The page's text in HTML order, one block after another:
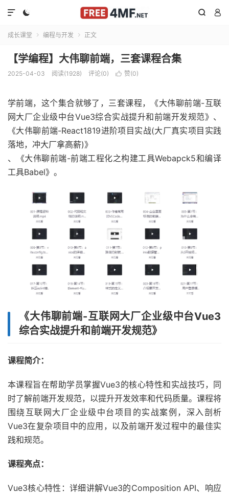
  

成长课堂  编程与开发  正文
【学编程】大伟聊前端，三套课程合集
2025-04-03 阅读(1928) 评论(0)  赞(0)
学前端，这个集合就够了，三套课程，《大伟聊前端-互联
网大厂企业级中台Vue3综合实战提升和前端开发规范》、
《大伟聊前端-React1819进阶项目实战(大厂真实项目实践
落地，冲大厂拿高薪)》
、《大伟聊前端-前端工程化之构建工具Webapck5和编译
工具Babel》。
《大伟聊前端-互联网大厂企业级中台Vue3
综合实战提升和前端开发规范》
课程简介：
本课程旨在帮助学员掌握Vue3的核心特性和实战技巧，同
时了解前端开发规范，以提升开发效率和代码质量。课程将
围绕互联网大厂企业级中台项目的实战案例，深入剖析
Vue3在复杂项目中的应用，以及前端开发过程中的最佳实
践和规范。
课程亮点：
Vue3核心特性：详细讲解Vue3的Composition API、响应